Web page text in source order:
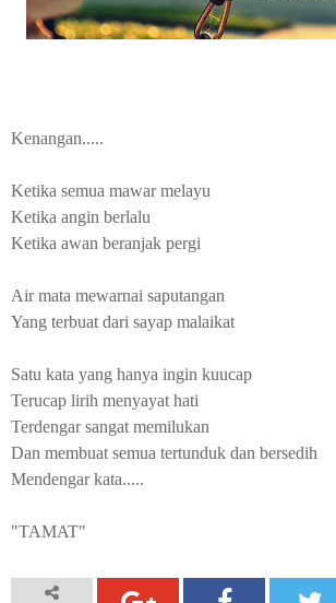
Kenangan.....
Ketika semua mawar melayu
Ketika angin berlalu
Ketika awan beranjak pergi
Air mata mewarnai saputangan
Yang terbuat dari sayap malaikat
Satu kata yang hanya ingin kuucap
Terucap lirih menyayat hati
Terdengar sangat memilukan
Dan membuat semua tertunduk dan bersedih
Mendengar kata.....
"TAMAT"